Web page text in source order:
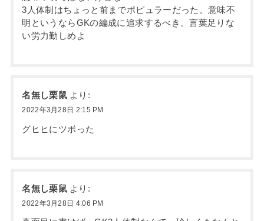
3人体制はちょっと前までポピュラーだった。意味不
明というならGKの編成に追求するべき。言葉足りな
い労力勤しめよ
名無し栗鼠 より:
2022年3月28日 2:15 PM
グヒヒにツボった
名無し栗鼠 より:
2022年3月28日 4:06 PM